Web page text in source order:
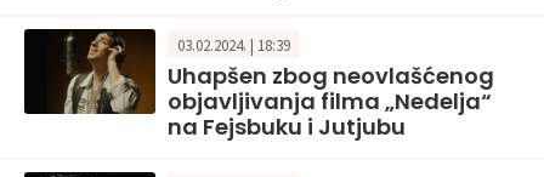
03.02.2024. | 18:39
Uhapšen zbog neovlašćenog
objavljivanja filma „Nedelja“
na Fejsbuku i Jutjubu